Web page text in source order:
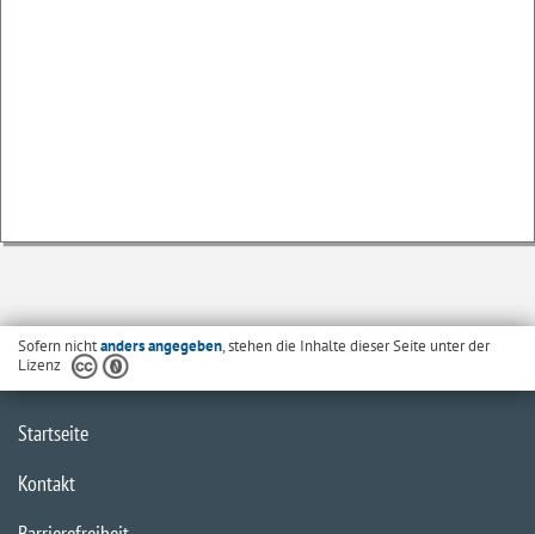
Sofern nichtanders angegeben, stehen die Inhalte dieser Seite unter der
Lizenz
Startseite
Kontakt